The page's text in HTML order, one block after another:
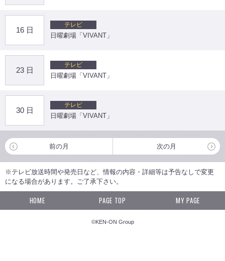
16 日
テレビ
日曜劇場「VIVANT」
23 日
テレビ
日曜劇場「VIVANT」
30 日
テレビ
日曜劇場「VIVANT」
前の月 次の月
※テレビ放送時間や発売日など、情報の内容・詳細等は予告なしで変更
になる場合があります。ご了承下さい。
HOME PAGE TOP MY PAGE
©KEN-ON Group